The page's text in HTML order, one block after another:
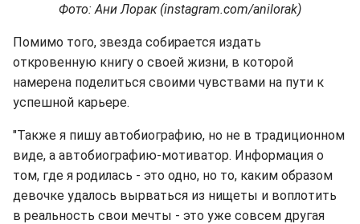
Фото: Ани Лорак (instagram.com/anilorak)
Помимо того, звезда собирается издать
откровенную книгу о своей жизни, в которой
намерена поделиться своими чувствами на пути к
успешной карьере.
"Также я пишу автобиографию, но не в традиционном
виде, а автобиографию-мотиватор. Информация о
том, где я родилась - это одно, но то, каким образом
девочке удалось вырваться из нищеты и воплотить
в реальность свои мечты - это уже совсем другая